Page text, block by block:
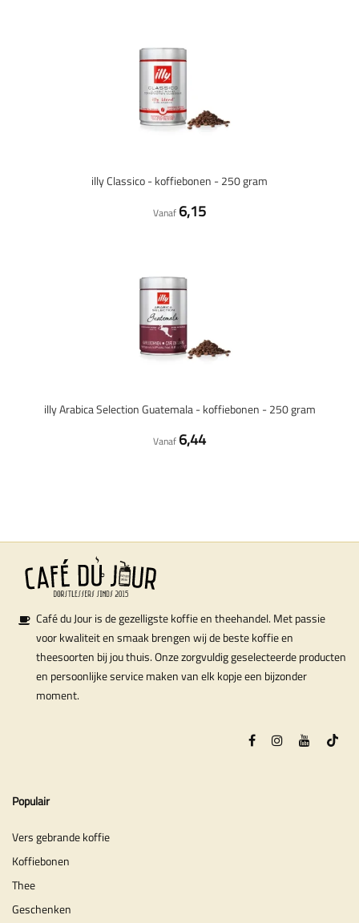
illy Classico - koffiebonen - 250 gram
Vanaf 6,15
illy Arabica Selection Guatemala - koffiebonen - 250 gram
Vanaf 6,44
Café du Jour is de gezelligste koffie en theehandel. Met passie
voor kwaliteit en smaak brengen wij de beste koffie en
theesoorten bij jou thuis. Onze zorgvuldig geselecteerde producten
en persoonlijke service maken van elk kopje een bijzonder
moment.
Populair
Vers gebrande koffie
Koffiebonen
Thee
Geschenken